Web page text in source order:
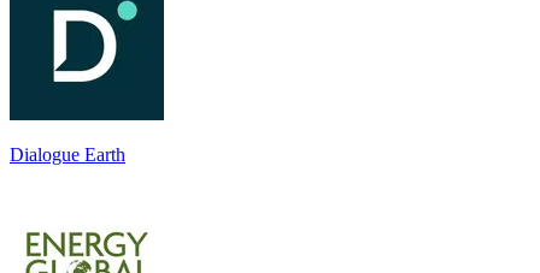
Dialogue Earth